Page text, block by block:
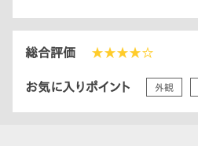
総合評価 ★★★★☆
お気に入りポイント 外観